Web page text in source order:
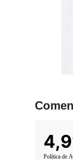
Política de